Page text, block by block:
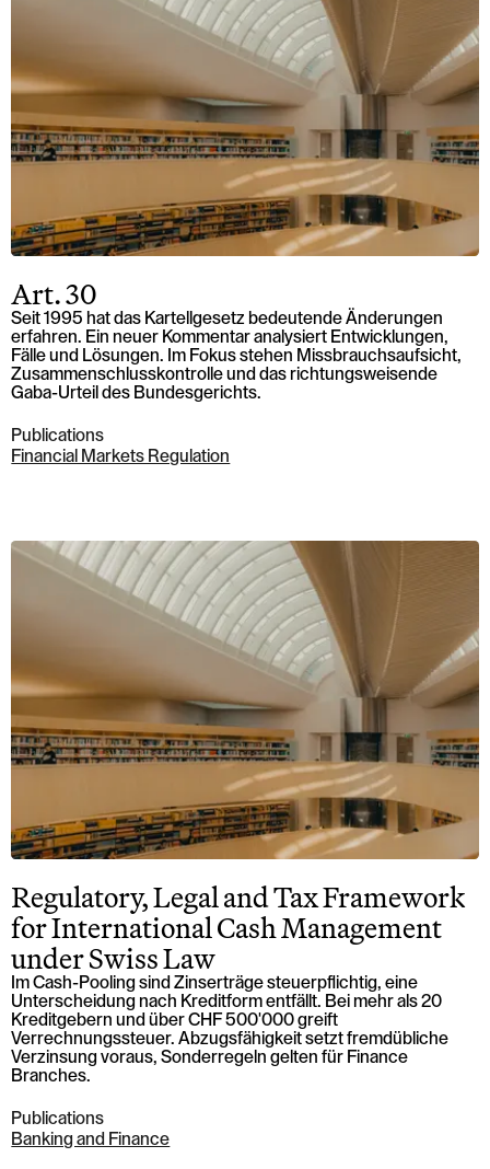
Art. 30
Seit 1995 hat das Kartellgesetz bedeutende Änderungen
erfahren. Ein neuer Kommentar analysiert Entwicklungen,
Fälle und Lösungen. Im Fokus stehen Missbrauchsaufsicht,
Zusammenschlusskontrolle und das richtungsweisende
Gaba-Urteil des Bundesgerichts.
Publications
Financial Markets Regulation
Regulatory, Legal and Tax Framework
for International Cash Management
under Swiss Law
Im Cash-Pooling sind Zinserträge steuerpflichtig, eine
Unterscheidung nach Kreditform entfällt. Bei mehr als 20
Kreditgebern und über CHF 500'000 greift
Verrechnungssteuer. Abzugsfähigkeit setzt fremdübliche
Verzinsung voraus, Sonderregeln gelten für Finance
Branches.
Publications
Banking and Finance